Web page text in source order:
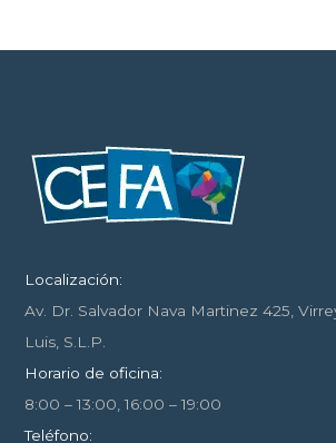
Localización:
Av. Dr. Salvador Nava Martinez 425,
Luis, S.L.P.
Horario de oficina:
8:00 – 13:00, 16:00 – 19:00
Teléfono: